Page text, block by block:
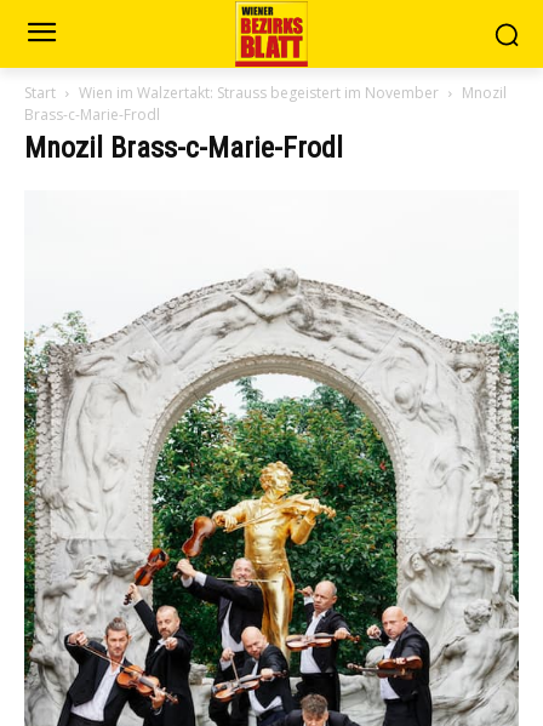
Start Wien im Walzertakt: Strauss begeistert im November
Mnozil
Brass-c-Marie-Frodl
Mnozil Brass-c-Marie-Frodl